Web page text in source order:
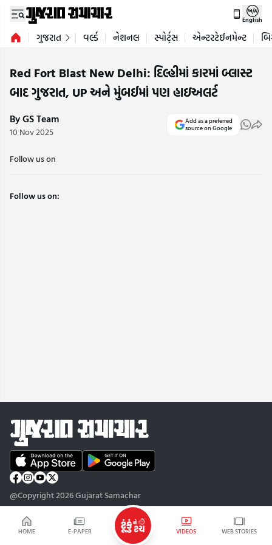
HOME E-PAPER VIDEOS WEB STORIES
English
ગુજરાત વર્લ્ડ નેશનલ સ્પોર્ટ્સ એન્ટરટેઈનમેન્ટ
Red Fort Blast New Delhi: દિલ્હીમાં કારમાં બ્લાસ્ટ
બાદ ગુજરાત, UP અને મુંબઈમાં પણ હાઇઅલર્ટ
By GS Team
10 Nov 2025
Add as a preferred
source on Google
Follow us on
Follow us on:
@Copyright 2026 Gujarat Samachar